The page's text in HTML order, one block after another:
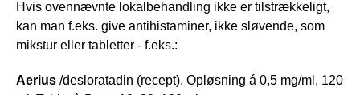
Hvis ovennævnte lokalbehandling ikke er tilstrækkeligt,
kan man f.eks. give antihistaminer, ikke sløvende, som
mikstur eller tabletter - f.eks.:
Aerius /desloratadin (recept). Opløsning á 0,5 mg/ml, 120